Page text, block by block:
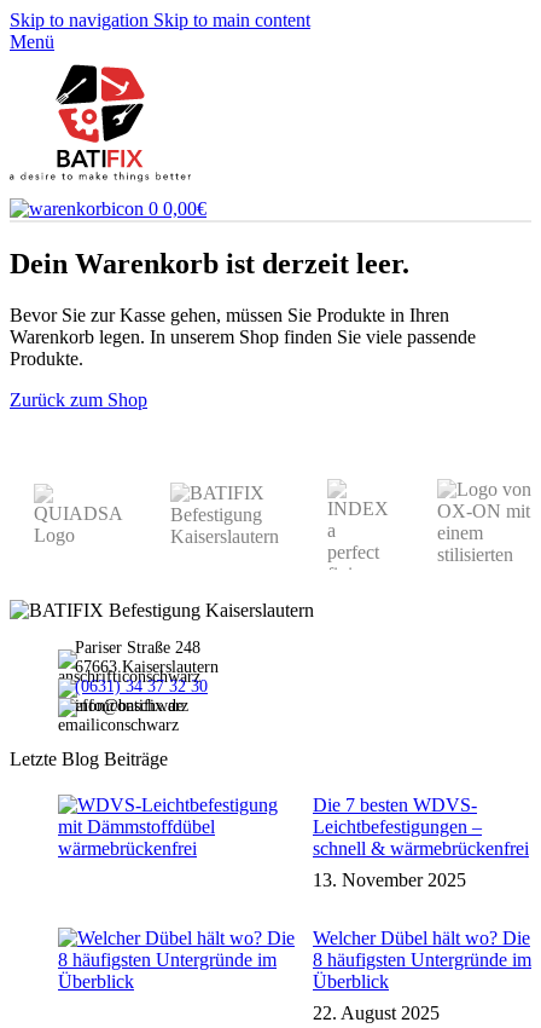
Skip to navigation Skip to main content
Menü
0 0,00€
Dein Warenkorb ist derzeit leer.
Bevor Sie zur Kasse gehen, müssen Sie Produkte in Ihren
Warenkorb legen. In unserem Shop finden Sie viele passende
Produkte.
Zurück zum Shop
Pariser Straße 248
67663 Kaiserslautern
(0631) 34 37 32 30
info@batifix.de
Letzte Blog Beiträge
Die 7 besten WDVS-
Leichtbefestigungen –
schnell & wärmebrückenfrei
13. November 2025
Welcher Dübel hält wo? Die
8 häufigsten Untergründe im
Überblick
22. August 2025